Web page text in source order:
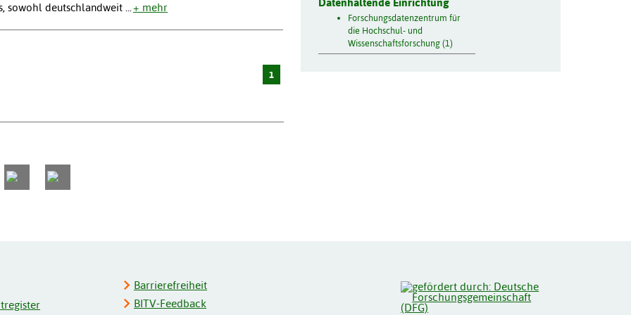
sowohl deutschlandweit + mehr
1
Forschungsdatenzentrum für
die Hochschul- und
Wissenschaftsforschung (1)
Barrierefreiheit
BITV-Feedback